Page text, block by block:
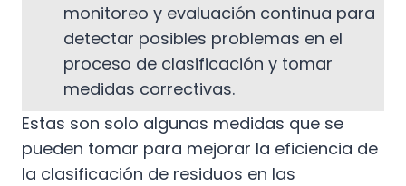
monitoreo y evaluación continua para
detectar posibles problemas en el
proceso de clasificación y tomar
medidas correctivas.
Estas son solo algunas medidas que se
pueden tomar para mejorar la eficiencia de
la clasificación de residuos en las